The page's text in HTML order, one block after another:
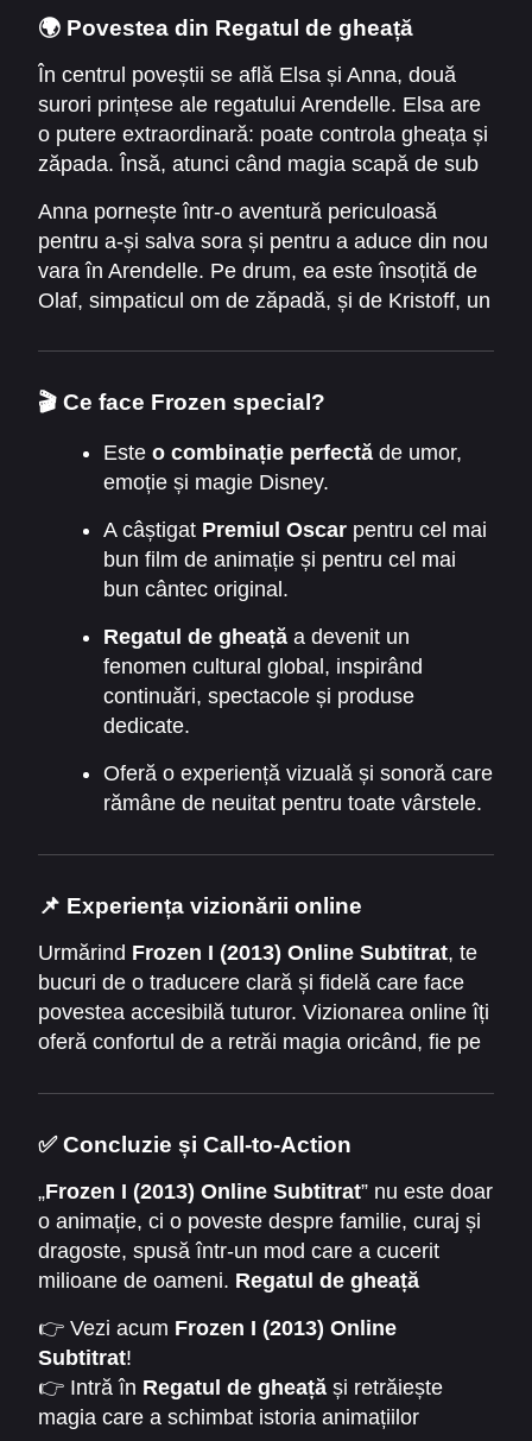
🌍 Povestea din Regatul de gheață
În centrul poveștii se află Elsa și Anna, două
surori prințese ale regatului Arendelle. Elsa are
o putere extraordinară: poate controla gheața și
zăpada. Însă, atunci când magia scapă de sub
iarnă eternă.
Anna pornește într-o aventură periculoasă
pentru a-și salva sora și pentru a aduce din nou
vara în Arendelle. Pe drum, ea este însoțită de
Olaf, simpaticul om de zăpadă, și de Kristoff, un
Online Subtitratne arată că adevărata magie
este legătura dintre surori și puterea iubirii.
🎬 Ce face Frozen special?
Este o combinație perfectăde umor,
emoție și magie Disney.
A câștigat Premiul Oscarpentru cel mai
bun film de animație și pentru cel mai
bun cântec original.
Regatul de gheațăa devenit un
fenomen cultural global, inspirând
continuări, spectacole și produse
dedicate.
Oferă o experiență vizuală și sonoră care
rămâne de neuitat pentru toate vârstele.
📌 Experiența vizionării online
Urmărind Frozen I (2013) Online Subtitrat, te
bucuri de o traducere clară și fidelă care face
povestea accesibilă tuturor. Vizionarea online îți
oferă confortul de a retrăi magia oricând, fie pe
✅ Concluzie și Call-to-Action
„Frozen I (2013) Online Subtitrat” nu este doar
o animație, ci o poveste despre familie, curaj și
dragoste, spusă într-un mod care a cucerit
milioane de oameni. Regatul de gheață
create de Disney, o lume pe care merită să o
explorezi din nou.
👉 Vezi acum Frozen I (2013) Online
Subtitrat!
👉 Intră în Regatul de gheață și retrăiește
magia care a schimbat istoria animațiilor